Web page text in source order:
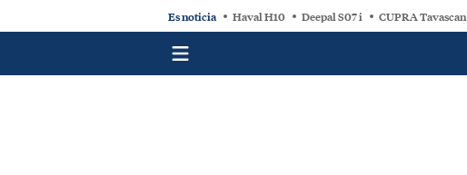
Es noticia Haval H10 Deepal S07 i CUPRA Tavascan